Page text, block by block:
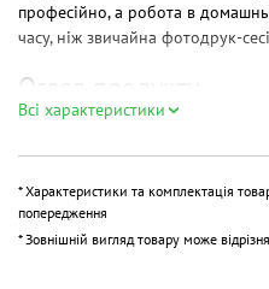
професійно, а робота в
часу, ніж звичайна фотодрук-
Огляд продукту
Фотопапір підходить для
не переймаючись швидким
шукаєте товари для яскравого
уваги.
Всі характеристики
* Характеристики та комплектація
попередження
* Зовнішній вигляд товару може